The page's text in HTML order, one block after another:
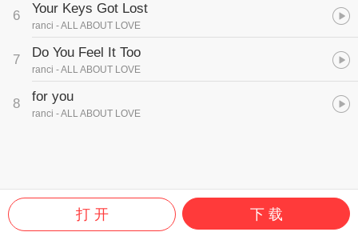
6 Your Keys Got Lost
ranci - ALL ABOUT LOVE
7 Do You Feel It Too
ranci - ALL ABOUT LOVE
8 for you
ranci - ALL ABOUT LOVE
打 开 下 载